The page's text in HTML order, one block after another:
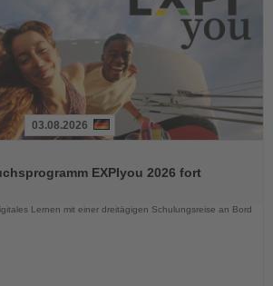
03.08.2026
EXPIyou 2026 fort
Lernen mit einer dreitägigen Schulungsreise an Bord